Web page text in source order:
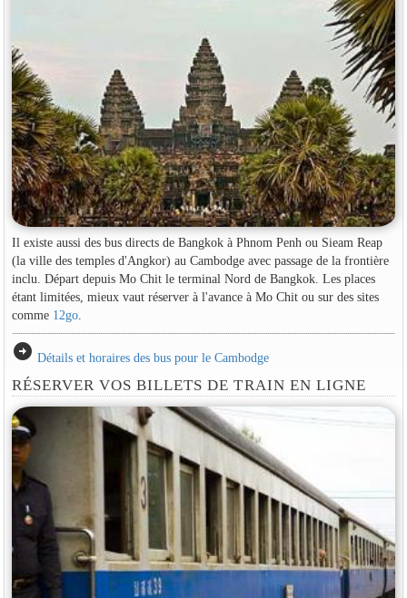
Il existe aussi des bus directs de Bangkok à Phnom Penh ou Sieam Reap
(la ville des temples d'Angkor) au Cambodge avec passage de la frontière
inclu. Départ depuis Mo Chit le terminal Nord de Bangkok. Les places
étant limitées, mieux vaut réserver à l'avance à Mo Chit ou sur des sites
comme 12go.
arrow_circle_right Détails et horaires des bus pour le Cambodge
RÉSERVER VOS BILLETS DE TRAIN EN LIGNE